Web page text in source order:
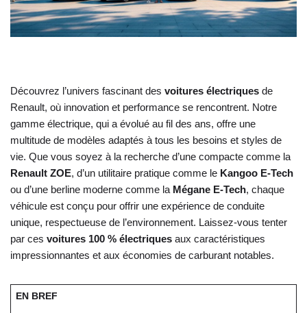
Découvrez l’univers fascinant des voitures électriques de
Renault, où innovation et performance se rencontrent. Notre
gamme électrique, qui a évolué au fil des ans, offre une
multitude de modèles adaptés à tous les besoins et styles de
vie. Que vous soyez à la recherche d’une compacte comme la
Renault ZOE, d’un utilitaire pratique comme le Kangoo E-Tech
ou d’une berline moderne comme la Mégane E-Tech, chaque
véhicule est conçu pour offrir une expérience de conduite
unique, respectueuse de l’environnement. Laissez-vous tenter
par ces voitures 100 % électriques aux caractéristiques
impressionnantes et aux économies de carburant notables.
EN BREF